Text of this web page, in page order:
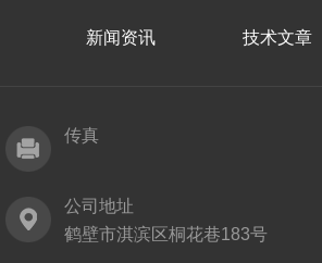
新闻资讯 技术文章
传真
公司地址
鹤壁市淇滨区桐花巷183号